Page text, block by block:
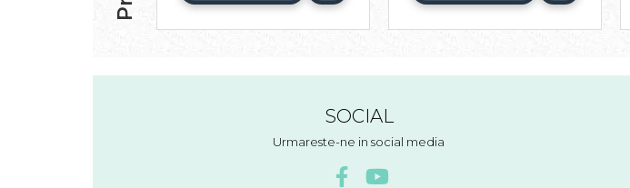
SOCIAL
Urmareste-ne in social media